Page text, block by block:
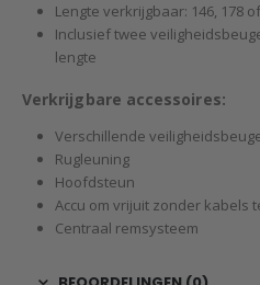
Lengte verkrijgbaar: 146, 178
Inclusief twee
lengte
Verkrijgbare accessoires:
Verschillende
Rugleuning
Hoofdsteun
Accu om vrijuit zonder kabels
Centraal remsysteem